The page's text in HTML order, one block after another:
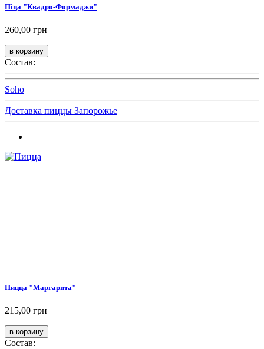
Піца "Квадро-Формаджи"
260,00 грн
Состав:
Soho
Доставка пиццы Запорожье
Пицца "Маргарита"
215,00 грн
Состав: